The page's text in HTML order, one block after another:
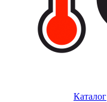
Каталог